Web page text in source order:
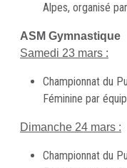
Alpes, organisé
ASM Gymnastique
Samedi 23 mars :
Championnat du
Féminine par
Dimanche 24 mars :
Championnat du